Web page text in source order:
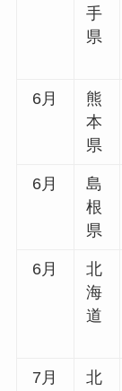
手
県
6月
熊
本
県
6月
島
根
県
6月
北
海
道
7月 北